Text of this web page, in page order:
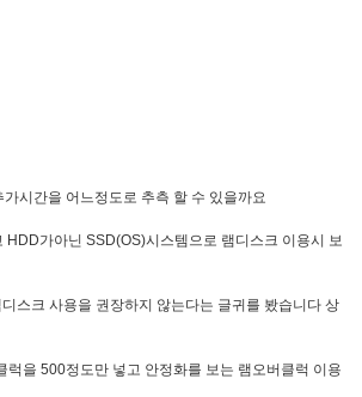
시간을 어느정도로 추측 할 수 있을까요
가아닌 SSD(OS)시스템으로 램디스크 이용시 보
스크 사용을 권장하지 않는다는 글귀를 봤습니다 상
을 500정도만 넣고 안정화를 보는 램오버클럭 이용